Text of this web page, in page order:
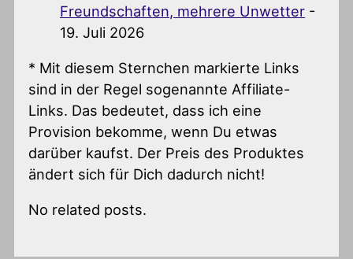
Freundschaften, mehrere Unwetter -
19. Juli 2026
* Mit diesem Sternchen markierte Links
sind in der Regel sogenannte Affiliate-
Links. Das bedeutet, dass ich eine
Provision bekomme, wenn Du etwas
darüber kaufst. Der Preis des Produktes
ändert sich für Dich dadurch nicht!
No related posts.